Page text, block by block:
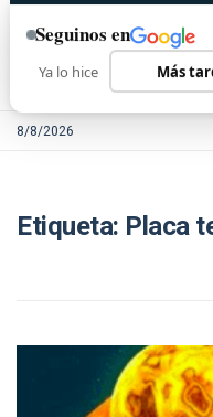
8/8/2026
Etiqueta: Placa
Seguinos en
Ya lo hice Más